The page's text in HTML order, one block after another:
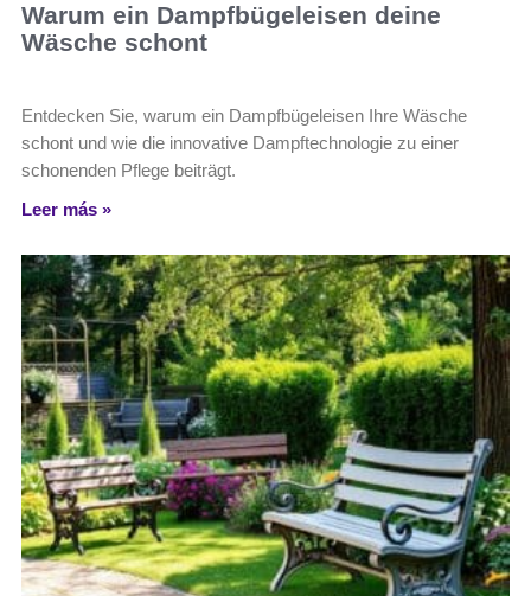
Warum ein Dampfbügeleisen deine
Wäsche schont
Entdecken Sie, warum ein Dampfbügeleisen Ihre Wäsche
schont und wie die innovative Dampftechnologie zu einer
schonenden Pflege beiträgt.
Leer más »